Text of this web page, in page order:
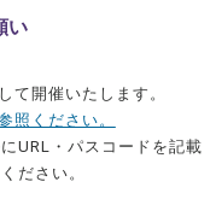
い
て開催いたします。
照ください。
URL・パスコードを記載
ださい。